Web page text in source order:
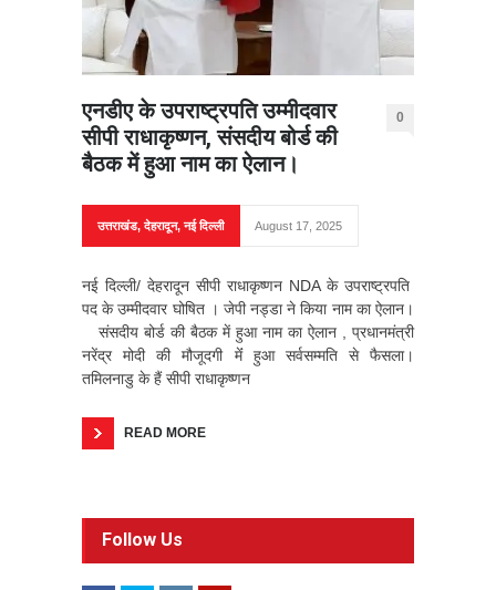
एनडीए के उपराष्ट्रपति उम्मीदवार
सीपी राधाकृष्णन, संसदीय बोर्ड की
बैठक में हुआ नाम का ऐलान।
0
उत्तराखंड,देहरादून,नई दिल्ली August 17, 2025
नई दिल्ली/ देहरादून सीपी राधाकृष्णन NDA के उपराष्ट्रपति
पद के उम्मीदवार घोषित । जेपी नड्डा ने किया नाम का ऐलान।
संसदीय बोर्ड की बैठक में हुआ नाम का ऐलान , प्रधानमंत्री
नरेंद्र मोदी की मौजूदगी मेंं हुआ सर्वसम्मति से फैसला।
तमिलनाडु के हैं सीपी राधाकृष्णन
READ MORE
Follow Us